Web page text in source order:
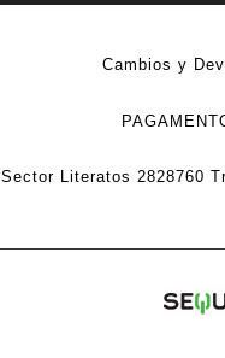
Cambios y
Sector Literatos 2828760